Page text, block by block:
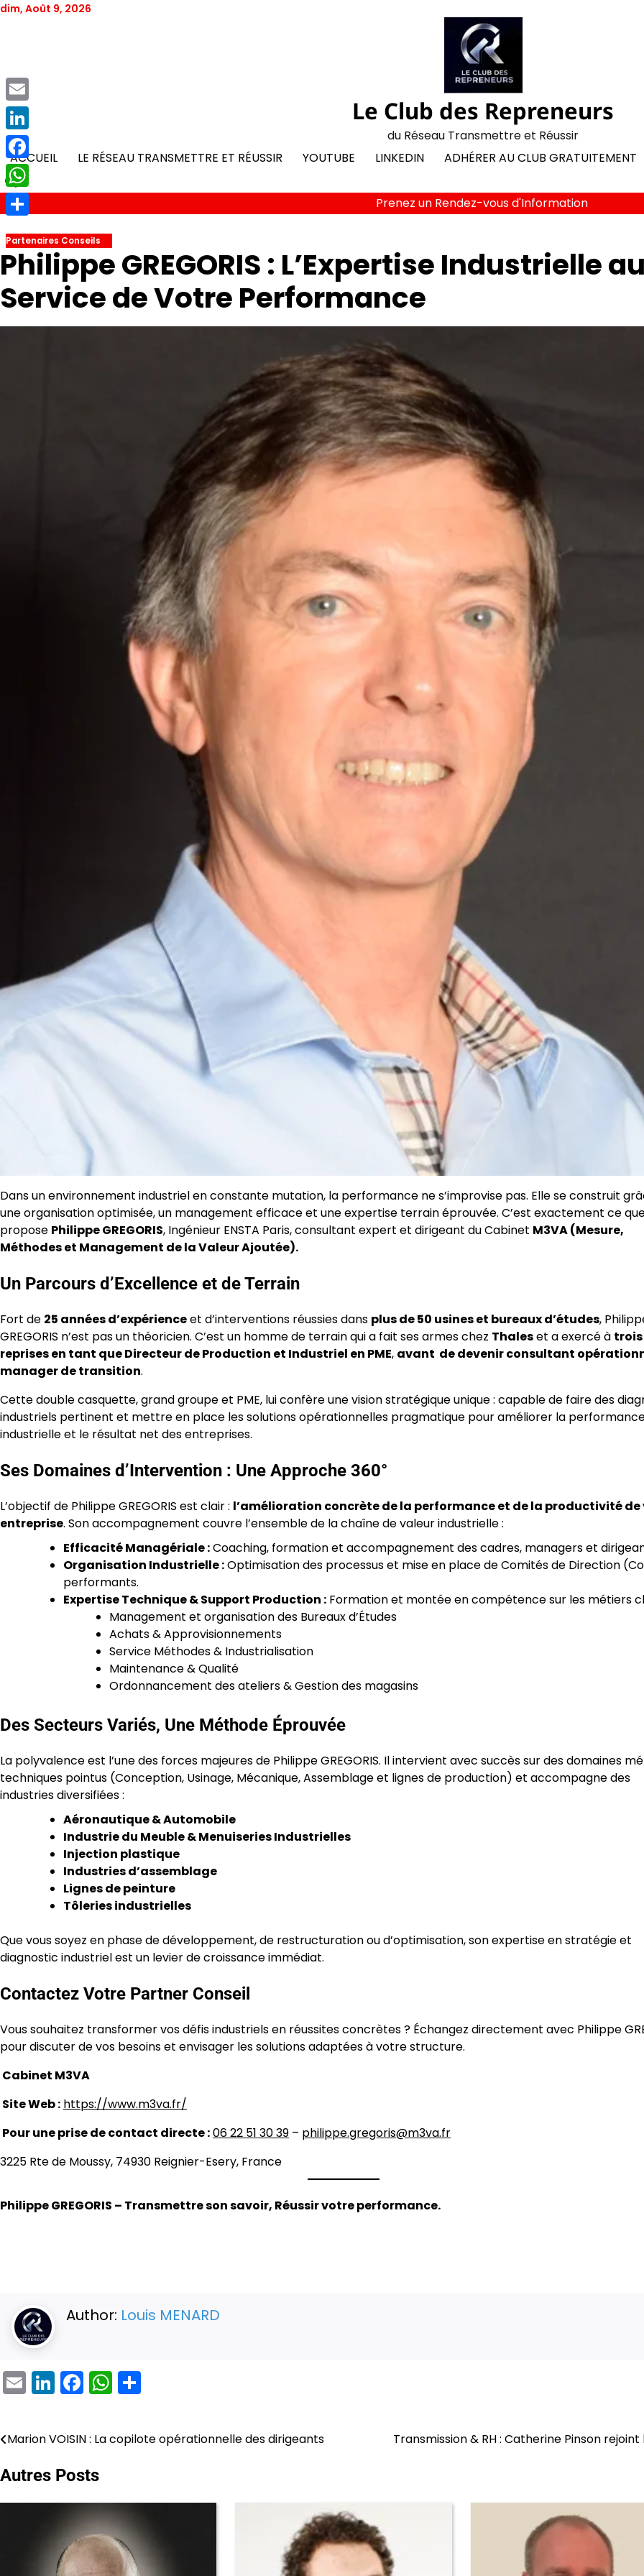
Skip
dim, Août 9, 2026
Le Club des Repreneurs
du Réseau Transmettre et Réussir
ACCUEIL
LE RÉSEAU TRANSMETTRE ET RÉUSSIR YOUTUBE LINKEDIN ADHÉRER AU CLUB GRATUITEMENT
Prenez un Rendez-vous d'Information
Partenaires Conseils
Philippe GREGORIS : L’Expertise Industrielle au
Service de Votre Performance
Dans un environnement industriel en constante mutation, la performance ne s’improvise pas. Elle se construit
une organisation optimisée, un management efficace et une expertise terrain éprouvée. C’est exactement ce
propose Philippe GREGORIS, Ingénieur ENSTA Paris, consultant expert et dirigeant du Cabinet M3VA (Mesure,
Méthodes et Management de la Valeur Ajoutée).
Un Parcours d’Excellence et de Terrain
Fort de 25 années d’expérienceet d’interventions réussies dans plus de 50 usines et bureaux d’études,
GREGORIS n’est pas un théoricien. C’est un homme de terrain qui a fait ses armes chez Thaleset a exercé à trois
reprises en tant que Directeur de Production et Industriel en PME, avant de devenir consultant
manager de transition.
Cette double casquette, grand groupe et PME, lui confère une vision stratégique unique : capable de faire des
industriels pertinent et mettre en place les solutions opérationnelles pragmatique pour améliorer la
industrielle et le résultat net des entreprises.
Ses Domaines d’Intervention : Une Approche 360°
L’objectif de Philippe GREGORIS est clair : l’amélioration concrète de la performance et de la productivité
entreprise. Son accompagnement couvre l’ensemble de la chaîne de valeur industrielle :
Efficacité Managériale :Coaching, formation et accompagnement des cadres, managers et
Organisation Industrielle :Optimisation des processus et mise en place de Comités de Direction
performants.
Expertise Technique & Support Production : Formation et montée en compétence sur les métiers
Management et organisation des Bureaux d’Études
Achats & Approvisionnements
Service Méthodes & Industrialisation
Maintenance & Qualité
Ordonnancement des ateliers & Gestion des magasins
Des Secteurs Variés, Une Méthode Éprouvée
La polyvalence est l’une des forces majeures de Philippe GREGORIS. Il intervient avec succès sur des domaines
techniques pointus (Conception, Usinage, Mécanique, Assemblage et lignes de production) et accompagne des
industries diversifiées :
Aéronautique & Automobile
Industrie du Meuble & Menuiseries Industrielles
Injection plastique
Industries d’assemblage
Lignes de peinture
Tôleries industrielles
Que vous soyez en phase de développement, de restructuration ou d’optimisation, son expertise en stratégie et
diagnostic industriel est un levier de croissance immédiat.
Contactez Votre Partner Conseil
Vous souhaitez transformer vos défis industriels en réussites concrètes ? Échangez directement avec Philippe
pour discuter de vos besoins et envisager les solutions adaptées à votre structure.
Cabinet M3VA
Site Web : https://www.m3va.fr/
Pour une prise de contact directe :06 22 51 30 39 – philippe.gregoris@m3va.fr
3225 Rte de Moussy, 74930 Reignier-Esery, France
Philippe GREGORIS – Transmettre son savoir, Réussir votre performance.
Author: Louis MENARD
EmailLinkedIn
Facebook
WhatsApp
Navigation
de
Marion VOISIN : La copilote opérationnelle des dirigeants Transmission & RH : Catherine Pinson
Autres Posts
Email
LinkedIn
Facebook
WhatsApp